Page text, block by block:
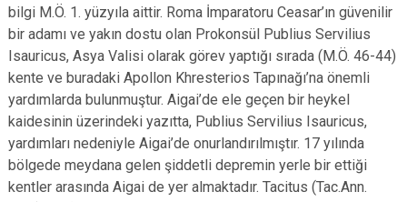
bilgi M.Ö. 1. yüzyıla aittir. Roma İmparatoru Ceasar’ın güvenilir
bir adamı ve yakın dostu olan Prokonsül Publius Servilius
Isauricus, Asya Valisi olarak görev yaptığı sırada (M.Ö. 46-44)
kente ve buradaki Apollon Khresterios Tapınağı’na önemli
yardımlarda bulunmuştur. Aigai’de ele geçen bir heykel
kaidesinin üzerindeki yazıtta, Publius Servilius Isauricus,
yardımları nedeniyle Aigai’de onurlandırılmıştır. 17 yılında
bölgede meydana gelen şiddetli depremin yerle bir ettiği
kentler arasında Aigai de yer almaktadır. Tacitus (Tac.Ann.